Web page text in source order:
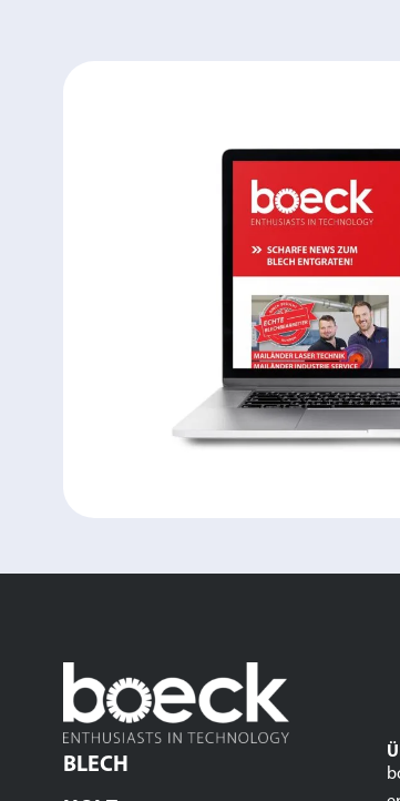
BLECH